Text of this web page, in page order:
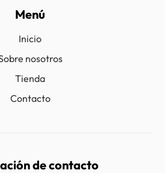
Menú
Inicio
nosotros
Tienda
Contacto
de contacto